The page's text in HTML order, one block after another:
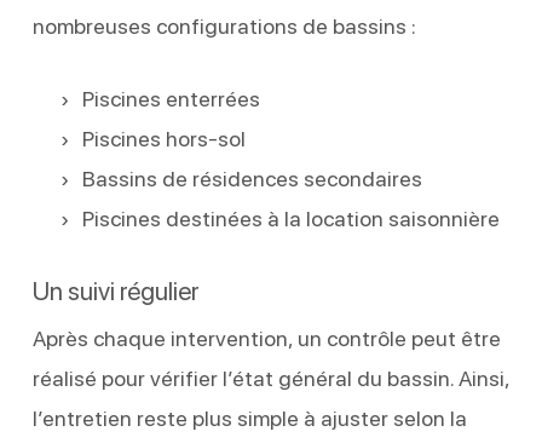
nombreuses configurations de bassins :
Piscines enterrées
Piscines hors-sol
Bassins de résidences secondaires
Piscines destinées à la location saisonnière
Un suivi régulier
Après chaque intervention, un contrôle peut être
réalisé pour vérifier l’état général du bassin. Ainsi,
l’entretien reste plus simple à ajuster selon la